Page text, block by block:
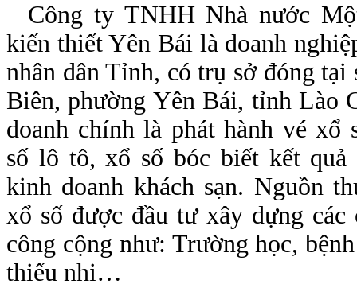
Công ty TNHH Nhà nước
kiến thiết Yên Bái là doanh
nhân dân Tỉnh, có trụ sở đóng
Biên, phường Yên Bái, tỉnh Lào
doanh chính là phát hành vé xổ
số lô tô, xổ số bóc biết kết quả
kinh doanh khách sạn. Nguồn
xổ số được đầu tư xây dựng
công cộng như: Trường học,
thiếu nhi…